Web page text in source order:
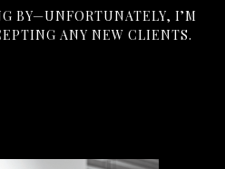
BY—UNFORTUNATELY, I’M
ANY NEW CLIENTS.